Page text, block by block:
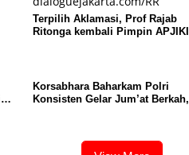
Terpilih Aklamasi, Prof Rajab
Ritonga kembali Pimpin APJIKI
Korsabhara Baharkam Polri
Konsisten Gelar Jum’at Berkah,